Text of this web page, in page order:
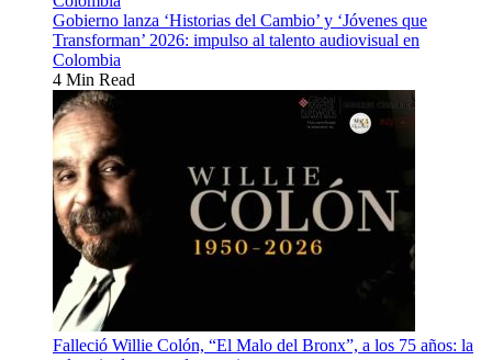
Gobierno lanza ‘Historias del Cambio’ y ‘Jóvenes que
Transforman’ 2026: impulso al talento audiovisual en
Colombia
4 Min Read
Falleció Willie Colón, “El Malo del Bronx”, a los 75 años: la